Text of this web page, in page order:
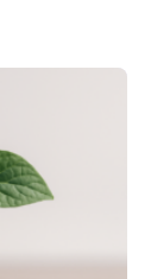
als neue
und trägt
Dieser erste
Bernstein